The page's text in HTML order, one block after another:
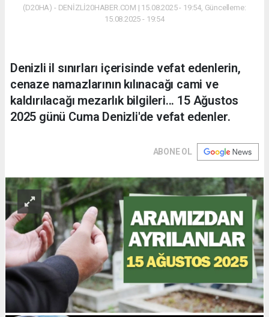
(D20HA) - DENİZLİ20HABER.COM | 15.08.2025 - 19:54, Güncelleme:
15.08.2025 - 19:54
Denizli il sınırları içerisinde vefat edenlerin,
cenaze namazlarının kılınacağı cami ve
kaldırılacağı mezarlık bilgileri... 15 Ağustos
2025 günü Cuma Denizli'de vefat edenler.
ABONE OL